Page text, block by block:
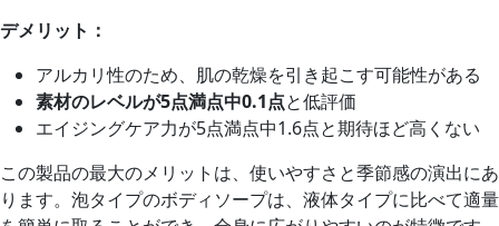
デメリット：
アルカリ性のため、肌の乾燥を引き起こす可能性がある
素材のレベルが5点満点中0.1点と低評価
エイジングケア力が5点満点中1.6点と期待ほど高くない
この製品の最大のメリットは、使いやすさと季節感の演出にあ
ります。泡タイプのボディソープは、液体タイプに比べて適量